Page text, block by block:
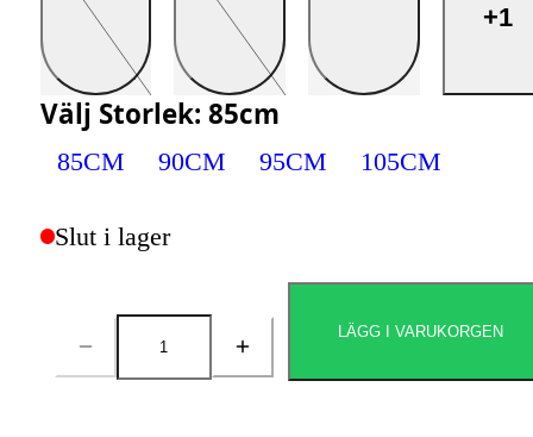
+1
Välj Storlek: 85cm
85CM 90CM 95CM 105CM
Slut i lager
Antal
LÄGG I VARUKORGEN